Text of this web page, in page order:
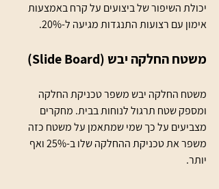
יכולת השיפור של ביצועים על קרח באמצעות
אימון עם רצועות התנגדות מגיעה ל-20%.
משטח החלקה יבש (Slide Board)
משטח החלקה יבש משפר טכניקת החלקה
ומספק שטח תרגול לנוחות בבית. מחקרים
מצביעים על כך שמי שמתאמן על משטח כזה
משפר את טכניקת ההחלקה שלו ב-25% ואף
יותר.